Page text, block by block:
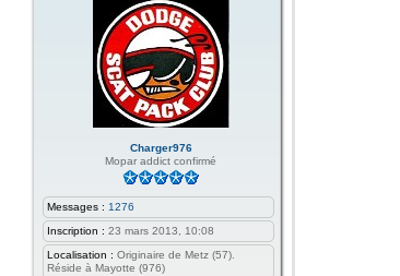
Charger976
Mopar addict confirmé
Messages : 1276
Inscription : 23 mars 2013, 10:08
Localisation : Originaire de Metz (57).
Réside à Mayotte (976)